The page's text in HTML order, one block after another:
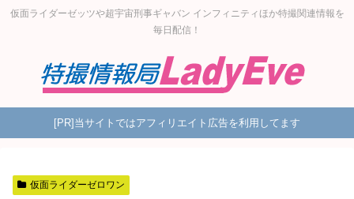
仮面ライダーゼッツや超宇宙刑事ギャバン インフィニティほか特撮関連情報を
毎日配信！
[PR]当サイトではアフィリエイト広告を利用してます
仮面ライダーゼロワン